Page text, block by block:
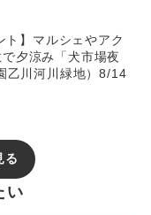
ト】マルシェやアク
夕涼み「犬市場夜
乙川河川緑地）8/14
る
い